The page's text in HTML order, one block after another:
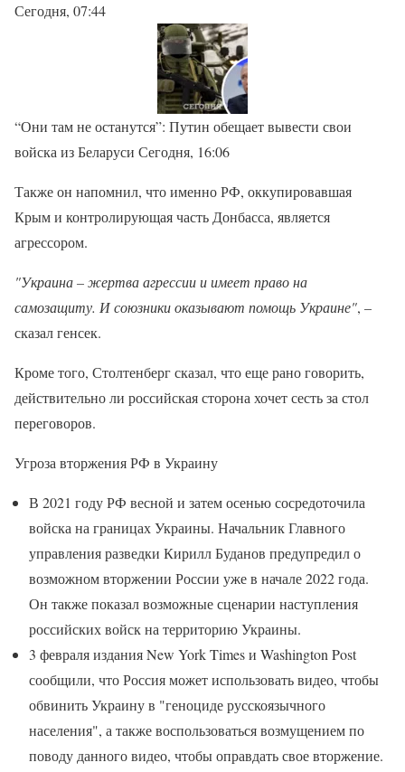
Сегодня, 07:44
“Они там не останутся”: Путин обещает вывести свои
войска из Беларуси Сегодня, 16:06
Также он напомнил, что именно РФ, оккупировавшая
Крым и контролирующая часть Донбасса, является
агрессором.
"Украина – жертва агрессии и имеет право на
самозащиту. И союзники оказывают помощь Украине", –
сказал генсек.
Кроме того, Столтенберг сказал, что еще рано говорить,
действительно ли российская сторона хочет сесть за стол
переговоров.
Угроза вторжения РФ в Украину
В 2021 году РФ весной и затем осенью сосредоточила
войска на границах Украины. Начальник Главного
управления разведки Кирилл Буданов предупредил о
возможном вторжении России уже в начале 2022 года.
Он также показал возможные сценарии наступления
российских войск на территорию Украины.
3 февраля издания New York Times и Washington Post
сообщили, что Россия может использовать видео, чтобы
обвинить Украину в "геноциде русскоязычного
населения", а также воспользоваться возмущением по
поводу данного видео, чтобы оправдать свое вторжение.